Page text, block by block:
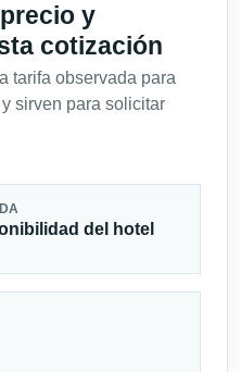
y
cotización
tarifa observada para
sirven para solicitar
del hotel